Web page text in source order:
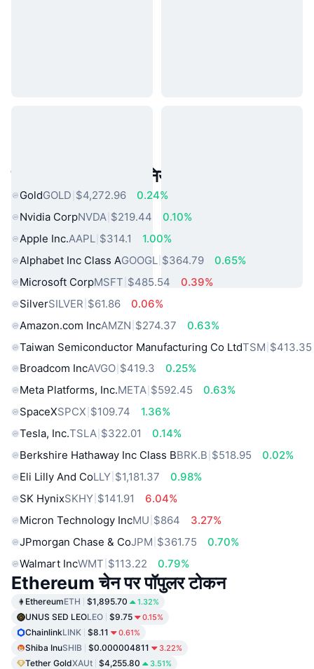
लोकप्रिय वास्तविक दुनिया की संपत्तियां
GoldGOLD $4,272.96
0.24%
Nvidia CorpNVDA $219.44
0.10%
Apple Inc.AAPL $314.1
1.00%
Alphabet Inc Class AGOOGL $364.79
0.65%
Microsoft CorpMSFT $485.54
0.39%
SilverSILVER $61.86
0.06%
Amazon.com IncAMZN $274.37
0.63%
Taiwan Semiconductor Manufacturing Co LtdTSM $413.35
Broadcom IncAVGO $419.3
0.25%
Meta Platforms, Inc.META $592.45
0.63%
SpaceXSPCX $109.74
1.36%
Tesla, Inc.TSLA $322.01
0.14%
Berkshire Hathaway Inc Class BBRK.B $518.95
0.02%
Eli Lilly And CoLLY $1,181.37
0.98%
SK HynixSKHY $141.91
6.04%
Micron Technology IncMU $864
3.27%
JPmorgan Chase & CoJPM $361.75
0.70%
Walmart IncWMT $113.22 0.79%
Ethereum चेन पर पॉपुलर टोकन
EthereumETH $1,895.70 1.32%
UNUS SED LEOLEO $9.75 0.15%
ChainlinkLINK $8.11 0.61%
Shiba InuSHIB $0.000004811 3.22%
Tether GoldXAUt $4,255.80 3.51%